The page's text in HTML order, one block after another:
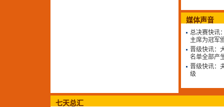
媒体声音
总决赛快讯
主席为冠军
晋级快讯：
名单全部产
晋级快讯：
级
七天总汇